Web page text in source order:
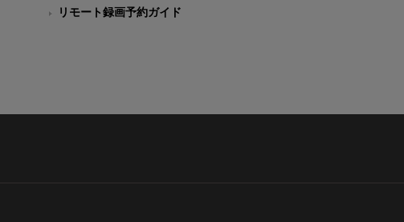
リモート録画予約ガイド